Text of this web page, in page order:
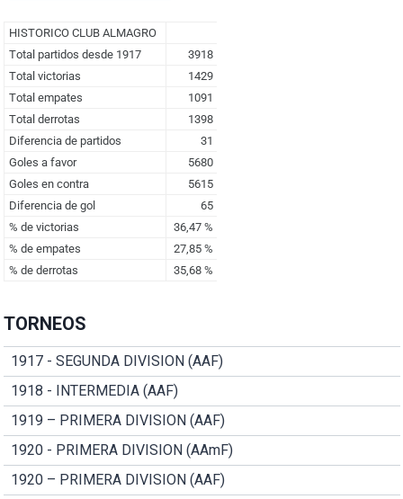
TORNEOS
1917 - SEGUNDA DIVISION (AAF)
1918 - INTERMEDIA (AAF)
1919 – PRIMERA DIVISION (AAF)
1920 - PRIMERA DIVISION (AAmF)
1920 – PRIMERA DIVISION (AAF)